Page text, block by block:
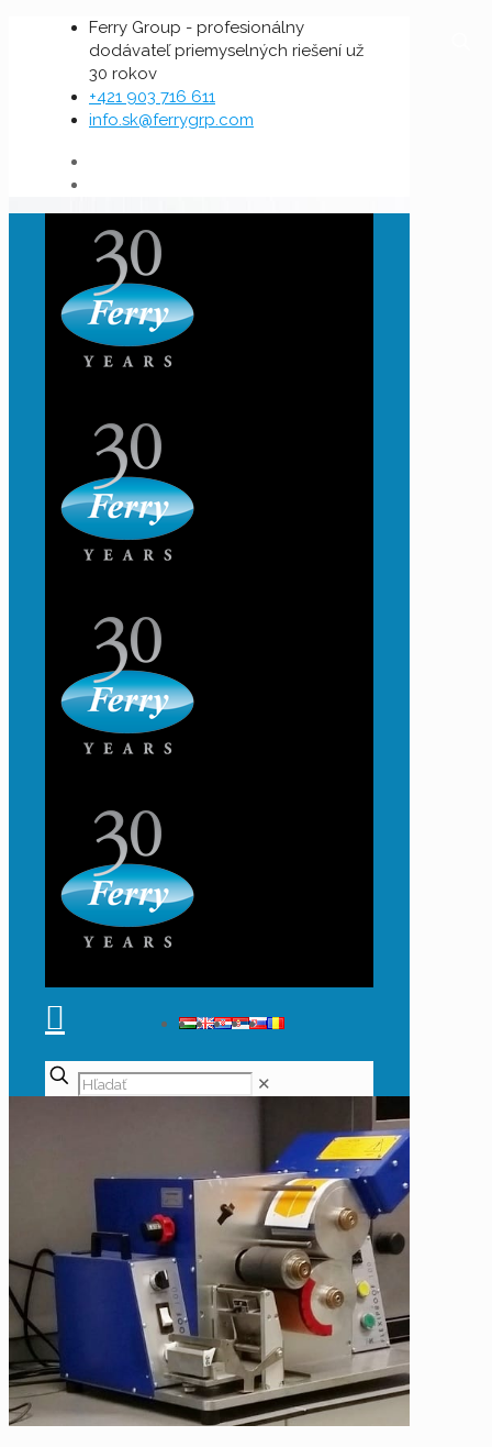
Ferry Group - profesionálny
dodávateľ priemyselných riešení už
30 rokov
+421 903 716 611
info.sk@ferrygrp.com
✕